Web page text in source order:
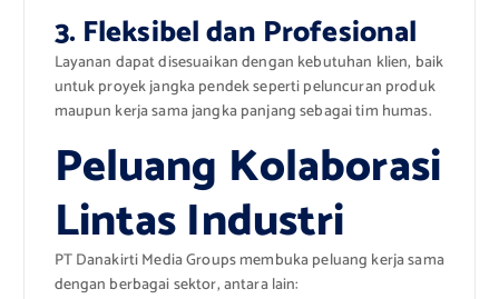
3. Fleksibel dan Profesional
Layanan dapat disesuaikan dengan kebutuhan klien, baik
untuk proyek jangka pendek seperti peluncuran produk
maupun kerja sama jangka panjang sebagai tim humas.
Peluang Kolaborasi
Lintas Industri
PT Danakirti Media Groups membuka peluang kerja sama
dengan berbagai sektor, antara lain: